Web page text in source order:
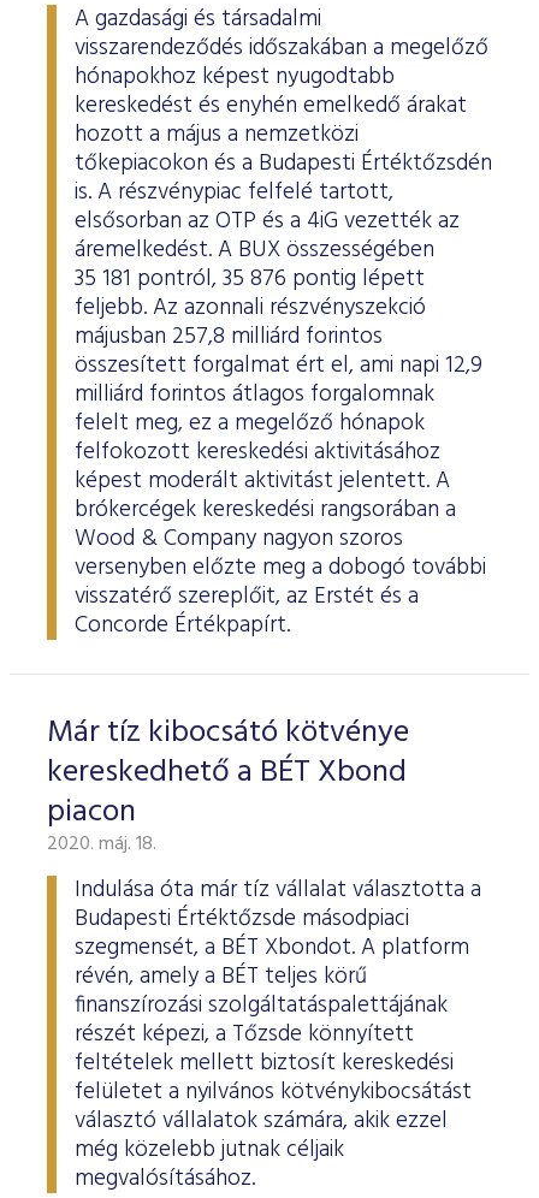
A gazdasági és társadalmi
visszarendeződés időszakában a megelőző
hónapokhoz képest nyugodtabb
kereskedést és enyhén emelkedő árakat
hozott a május a nemzetközi
tőkepiacokon és a Budapesti Értéktőzsdén
is. A részvénypiac felfelé tartott,
elsősorban az OTP és a 4iG vezették az
áremelkedést. A BUX összességében
35 181 pontról, 35 876 pontig lépett
feljebb. Az azonnali részvényszekció
májusban 257,8 milliárd forintos
összesített forgalmat ért el, ami napi 12,9
milliárd forintos átlagos forgalomnak
felelt meg, ez a megelőző hónapok
felfokozott kereskedési aktivitásához
képest moderált aktivitást jelentett. A
brókercégek kereskedési rangsorában a
Wood & Company nagyon szoros
versenyben előzte meg a dobogó további
visszatérő szereplőit, az Erstét és a
Concorde Értékpapírt.
Már tíz kibocsátó kötvénye
kereskedhető a BÉT Xbond
piacon
2020. máj. 18.
Indulása óta már tíz vállalat választotta a
Budapesti Értéktőzsde másodpiaci
szegmensét, a BÉT Xbondot. A platform
révén, amely a BÉT teljes körű
finanszírozási szolgáltatáspalettájának
részét képezi, a Tőzsde könnyített
feltételek mellett biztosít kereskedési
felületet a nyilvános kötvénykibocsátást
választó vállalatok számára, akik ezzel
még közelebb jutnak céljaik
megvalósításához.